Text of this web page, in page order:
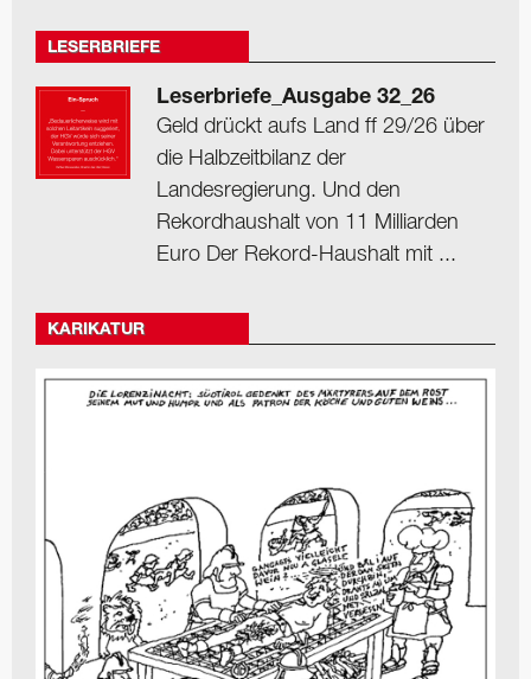
LESERBRIEFE
Leserbriefe_Ausgabe 32_26
Geld drückt aufs Land ff 29/26 über
die Halbzeitbilanz der
Landesregierung. Und den
Rekordhaushalt von 11 Milliarden
Euro Der Rekord-Haushalt mit ...
KARIKATUR